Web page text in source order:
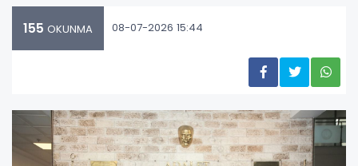
155 OKUNMA 08-07-2026 15:44